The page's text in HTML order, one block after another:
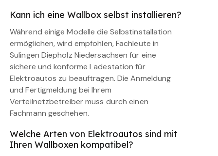
Kann ich eine Wallbox selbst installieren?
Während einige Modelle die Selbstinstallation
ermöglichen, wird empfohlen, Fachleute in
Sulingen Diepholz Niedersachsen für eine
sichere und konforme Ladestation für
Elektroautos zu beauftragen. Die Anmeldung
und Fertigmeldung bei Ihrem
Verteilnetzbetreiber muss durch einen
Fachmann geschehen.
Welche Arten von Elektroautos sind mit
Ihren Wallboxen kompatibel?